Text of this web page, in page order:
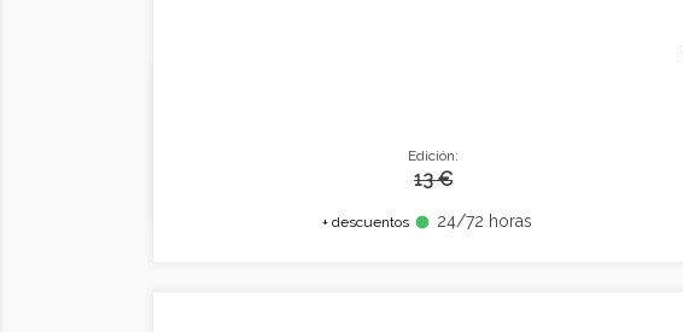
Edición:
13 €
+ descuentos fiber_manual_record 24/72 horas